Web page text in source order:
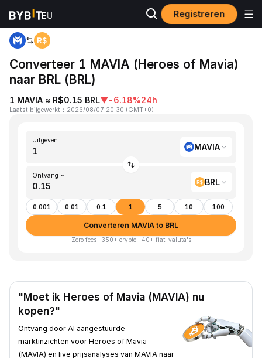
Registreren
Startpagina
Converteer 1 MAVIA (Heroes of Mavia)
naar BRL (BRL)
1 MAVIA ≈ R$0.15 BRL▼-6.18%24h
Laatst bijgewerkt ： 2026/08/07 20:30 (GMT+0)
Uitgeven
MAVIA
Ontvang ~
BRL
0.001 0.01 0.1 1 5 10 100
Converteren MAVIA to BRL
Zero fees · 350+ crypto · 40+ fiat-valuta's
"Moet ik Heroes of Mavia (MAVIA) nu
kopen?"
Ontvang door AI aangestuurde
marktinzichten voor Heroes of Mavia
(MAVIA) en live prijsanalyses van MAVIA naar